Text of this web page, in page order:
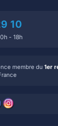
10
- 18h
membre du 1er